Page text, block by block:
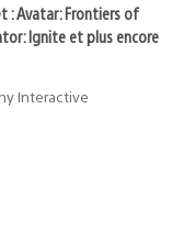
: Avatar: Frontiers of
Ignite et plus encore
Interactive